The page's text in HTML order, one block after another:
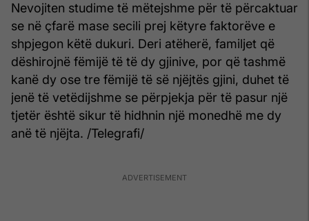
Nevojiten studime të mëtejshme për të përcaktuar
se në çfarë mase secili prej këtyre faktorëve e
shpjegon këtë dukuri. Deri atëherë, familjet që
dëshirojnë fëmijë të të dy gjinive, por që tashmë
kanë dy ose tre fëmijë të së njëjtës gjini, duhet të
jenë të vetëdijshme se përpjekja për të pasur një
tjetër është sikur të hidhnin një monedhë me dy
anë të njëjta. /Telegrafi/